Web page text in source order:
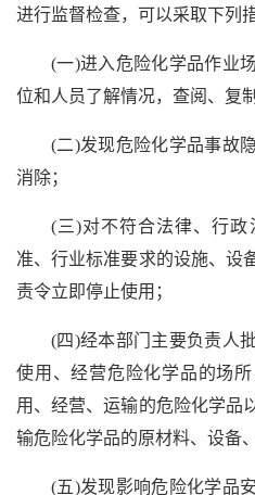
进行监督检查，可以采取下列措
(一)进入危险化学品作业
位和人员了解情况，查阅、复
(二)发现危险化学品事故
消除；
(三)对不符合法律、行
准、行业标准要求的设施、设
责令立即停止使用；
(四)经本部门主要负责人
使用、经营危险化学品的场
用、经营、运输的危险化学品
输危险化学品的原材料、设备
(五)发现影响危险化学品